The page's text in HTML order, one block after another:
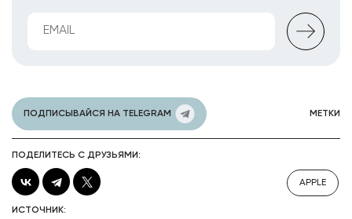
ПОДПИСЫВАЙСЯ НА TELEGRAM МЕТКИ
ПОДЕЛИТЕСЬ С ДРУЗЬЯМИ:
APPLE
ИСТОЧНИК: